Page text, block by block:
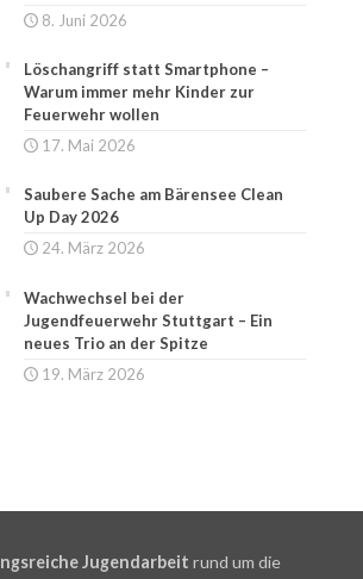
8. Juni 2026
Löschangriff statt Smartphone –
Warum immer mehr Kinder zur
Feuerwehr wollen
17. Mai 2026
Saubere Sache am Bärensee Clean
Up Day 2026
24. März 2026
Wachwechsel bei der
Jugendfeuerwehr Stuttgart – Ein
neues Trio an der Spitze
19. März 2026
Jugendarbeit rund um die